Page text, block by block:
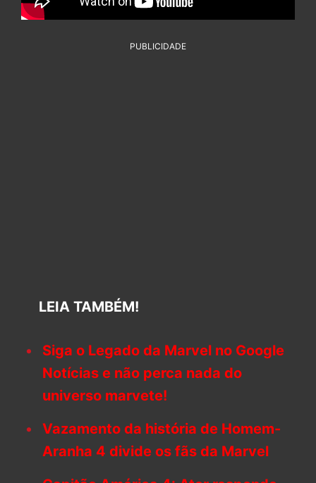
PUBLICIDADE
LEIA TAMBÉM!
Siga o Legado da Marvel no Google
Notícias e não perca nada do
universo marvete!
Vazamento da história de Homem-
Aranha 4 divide os fãs da Marvel